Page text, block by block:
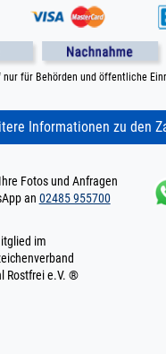
nur für Behörden und öffentliche
Informationen zu den
Fotos und Anfragen
an 02485 955700
im
Rostfrei e.V. ®